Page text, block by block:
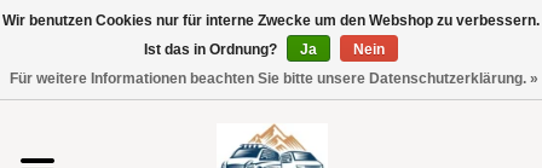
Verwende
die
nach
oben
Wir benutzen Cookies nur für interne Zwecke um den Webshop zu verbessern.
Ist das in Ordnung?
Ja
Nein
Für weitere Informationen beachten Sie bitte unsere Datenschutzerklärung. »